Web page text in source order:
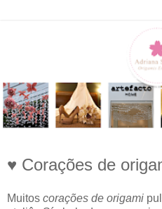
♥ Corações de
Muitos corações de origami